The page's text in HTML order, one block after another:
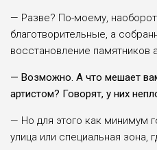
— Разве? По-моему,
благотворительные, а
восстановление памятников
— Возможно. А что мешает
артистом? Говорят, у них
— Но для этого как минимум
улица или специальная зона,